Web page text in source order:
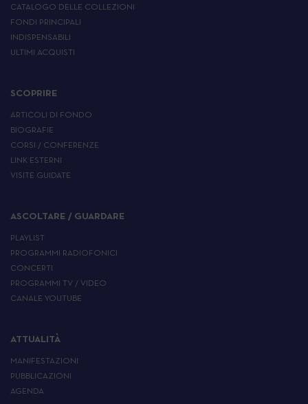
CATALOGO DELLE COLLEZIONI
FONDI PRINCIPALI
INDISPENSABILI
ULTIMI ACQUISTI
SCOPRIRE
ARTICOLI DI FONDO
BIOGRAFIE
CORSI / CONFERENZE
LINK ESTERNI
VISITE GUIDATE
ASCOLTARE / GUARDARE
PLAYLIST
PROGRAMMI RADIOFONICI
CONCERTI
PROGRAMMI TV / VIDEO
CANALE YOUTUBE
ATTUALITÀ
MANIFESTAZIONI
PUBBLICAZIONI
AGENDA